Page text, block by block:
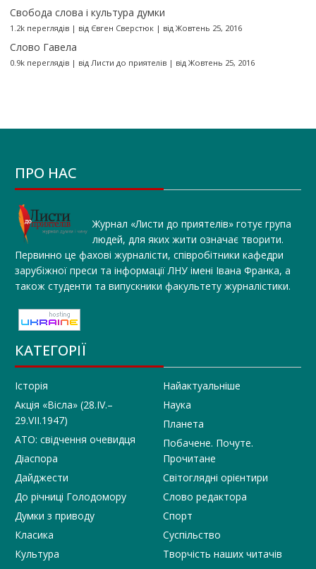
Свобода слова і культура думки
1.2k переглядів| від Євген Сверстюк| від Жовтень 25, 2016
Слово Гавела
0.9k переглядів| від Листи до приятелів| від Жовтень 25, 2016
ПРО НАС
Журнал «Листи до приятелів» готує група
людей, для яких жити означає творити.
Первинно це фахові журналісти, співробітники кафедри
зарубіжної преси та інформації ЛНУ імені Івана Франка, а
також студенти та випускники факультету журналістики.
КАТЕГОРІЇ
Історія
Акція «Вісла» (28.IV.–
29.VII.1947)
АТО: свідчення очевидця
Діаспора
Дайджести
До річниці Голодомору
Думки з приводу
Класика
Культура
Найактуальніше
Наука
Планета
Побачене. Почуте.
Прочитане
Світоглядні орієнтири
Слово редактора
Спорт
Суспільство
Творчість наших читачів